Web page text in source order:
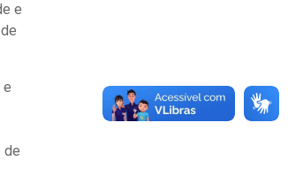
e
e
de